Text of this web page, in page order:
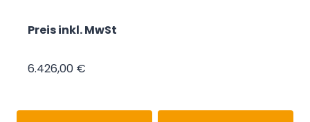
Preis inkl. MwSt
6.426,00 €